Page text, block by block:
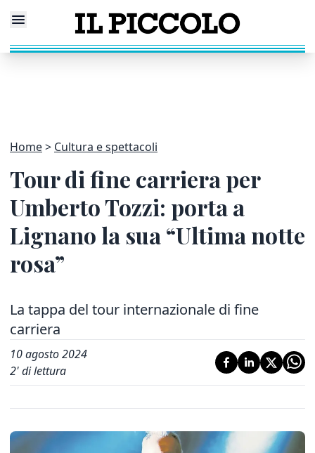
Home Cultura e spettacoli
Tour di fine carriera per
Umberto Tozzi: porta a
Lignano la sua “Ultima notte
rosa”
La tappa del tour internazionale di fine
carriera
10 agosto 2024
2' di lettura